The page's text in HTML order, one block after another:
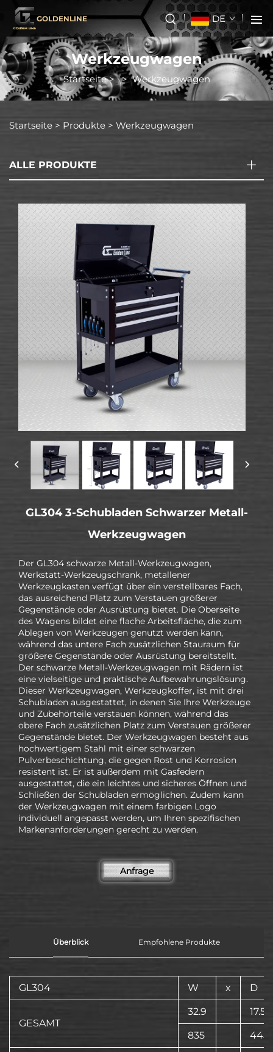
GOLDENLINE DE
Werkzeugwagen
Startseite>>Werkzeugwagen
Startseite > Produkte > Werkzeugwagen
ALLE PRODUKTE
GL304 3-Schubladen Schwarzer Metall-
Werkzeugwagen
Der GL304 schwarze Metall-Werkzeugwagen,
Werkstatt-Werkzeugschrank, metallener
Werkzeugkasten verfügt über ein verstellbares Fach,
das ausreichend Platz zum Verstauen größerer
Gegenstände oder Ausrüstung bietet. Die Oberseite
des Wagens bildet eine flache Arbeitsfläche, die zum
Ablegen von Werkzeugen genutzt werden kann,
während das untere Fach zusätzlichen Stauraum für
größere Gegenstände oder Ausrüstung bereitstellt.
Der schwarze Metall-Werkzeugwagen mit Rädern ist
eine vielseitige und praktische Aufbewahrungslösung.
Dieser Werkzeugwagen, Werkzeugkoffer, ist mit drei
Schubladen ausgestattet, in denen Sie Ihre Werkzeuge
und Zubehörteile verstauen können, während das
obere Fach zusätzlichen Platz zum Verstauen größerer
Gegenstände bietet. Der Werkzeugwagen besteht aus
hochwertigem Stahl mit einer schwarzen
Pulverbeschichtung, die gegen Rost und Korrosion
resistent ist. Er ist außerdem mit Gasfedern
ausgestattet, die ein leichtes und sicheres Öffnen und
Schließen der Schubladen ermöglichen. Zudem kann
der Werkzeugwagen mit einem farbigen Logo
individuell angepasst werden, um Ihren spezifischen
Markenanforderungen gerecht zu werden.
Anfrage
Überblick Empfohlene Produkte
GL304 W x D
GESAMT
32.9 17.5
835 445